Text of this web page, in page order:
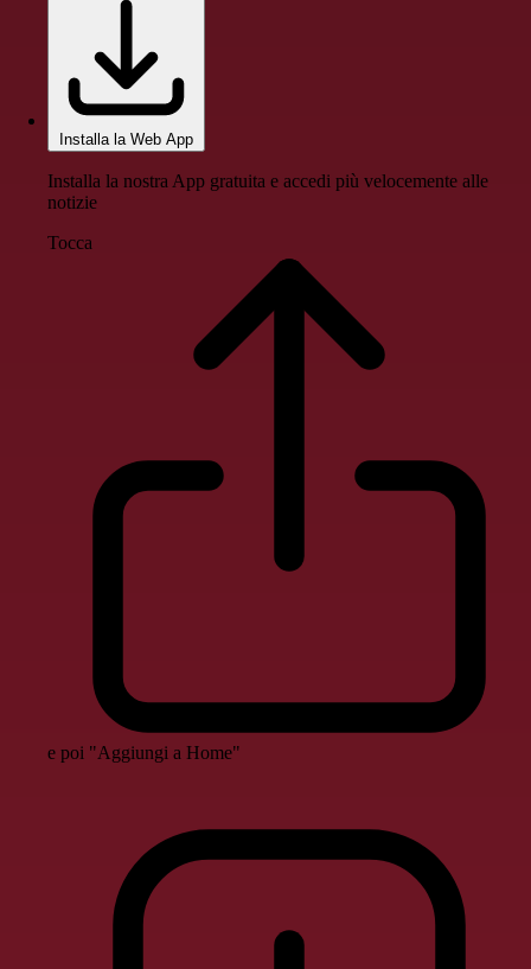
Installa la Web App
Installa la nostra App gratuita e accedi più velocemente alle
notizie
Tocca
e poi "Aggiungi a Home"